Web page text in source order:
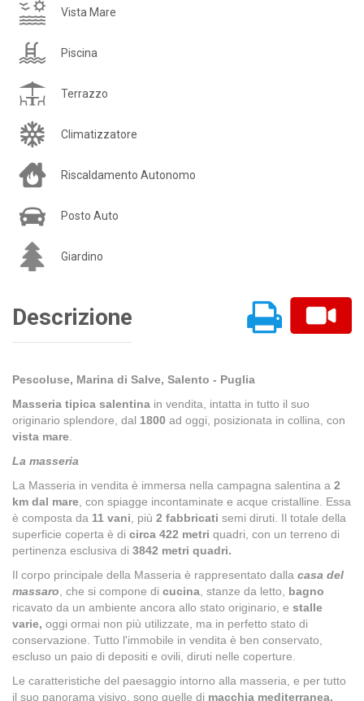
Vista Mare
Piscina
Terrazzo
Climatizzatore
Riscaldamento Autonomo
Posto Auto
Giardino
Descrizione
Pescoluse, Marina di Salve, Salento - Puglia
Masseria tipica salentina in vendita, intatta in tutto il suo
originario splendore, dal 1800 ad oggi, posizionata in collina, con
vista mare
La masseria
La Masseria in vendita è immersa nella campagna salentina a 2
km dal mare , con spiagge incontaminate e acque cristalline. Essa
è composta da 11 vani , più 2 fabbricati semi diruti. Il totale della
superficie coperta è di circa 422 metri quadri, con un terreno di
pertinenza esclusiva di 3842 metri quadri.
Il corpo principale della Masseria è rappresentato dalla casa del
massaro , che si compone di cucina , stanze da letto, bagno
ricavato da un ambiente ancora allo stato originario, e stalle
varie, oggi ormai non più utilizzate, ma in perfetto stato di
conservazione. Tutto l'immobile in vendita è ben conservato,
escluso un paio di depositi e ovili, diruti nelle coperture.
Le caratteristiche del paesaggio intorno alla masseria, e per tutto
il suo panorama visivo, sono quelle di macchia mediterranea,